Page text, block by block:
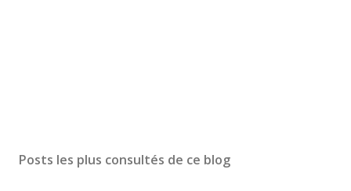
Posts les plus consultés de ce blog